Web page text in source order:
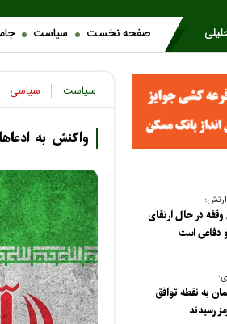
صفحه نخست سیاست
سیاست سیاسی
واکنش به
در حال ارتقای
دفاعی است
به نقطه توافق
رسیدند